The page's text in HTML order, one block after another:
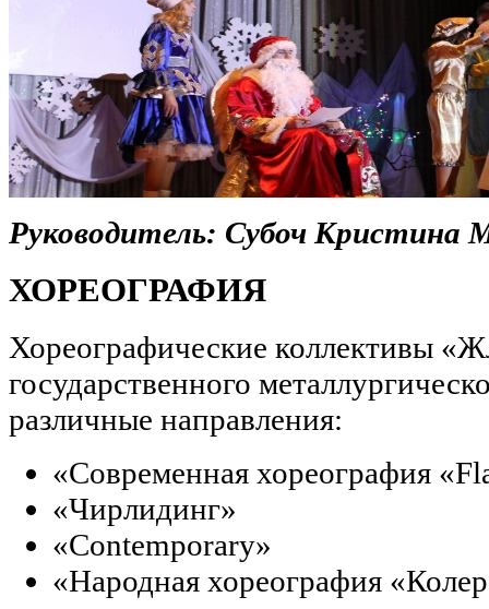
Руководитель: Субоч Кристина
ХОРЕОГРАФИЯ
Хореографические коллективы
государственного
различные направления:
«Современная хореография
«Чирлидинг»
«Сontemporary»
«Народная хореография